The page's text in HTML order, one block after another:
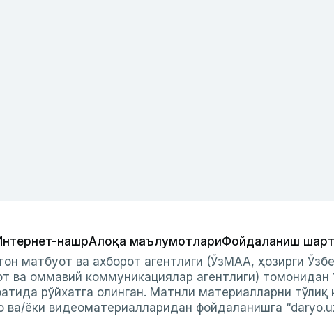
нашрАлоқа маълумотлариФойдаланиш
матбуот ва ахборот агентлиги (ЎзМАА, ҳозирги
ва оммавий коммуникациялар агентлиги)
рўйхатга олинган. Матнли материалларни
ва/ёки видеоматериалларидан фойдаланишга